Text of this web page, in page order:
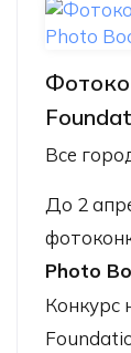
Все
До 2
Photo
Конкурс